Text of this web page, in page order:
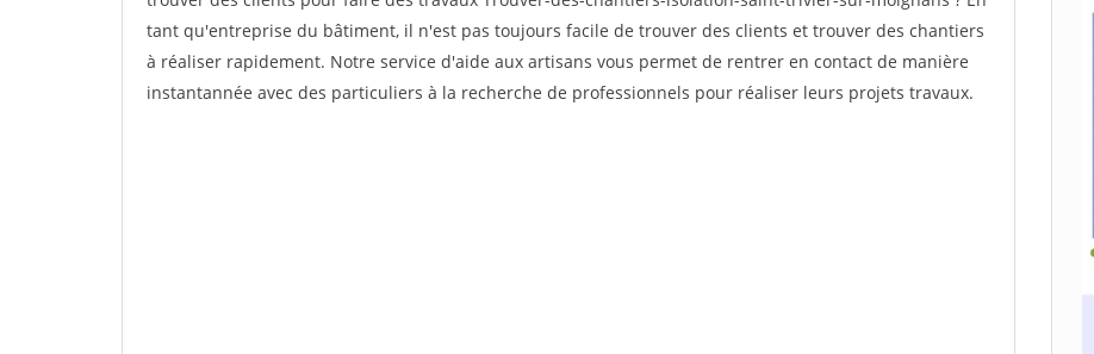
tant qu'entreprise du bâtiment, il n'est pas toujours facile de trouver des clients et trouver des chantiers
à réaliser rapidement. Notre service d'aide aux artisans vous permet de rentrer en contact de manière
instantannée avec des particuliers à la recherche de professionnels pour réaliser leurs projets travaux.